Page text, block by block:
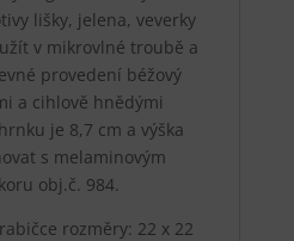
lišky, jelena, veverky
v mikrovlné troubě a
provedení béžový
a cihlově hnědými
je 8,7 cm a výška
s melaminovým
obj.č. 984.
rozměry: 22 x 22